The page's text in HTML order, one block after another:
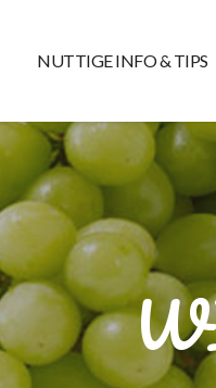
NUTTIGE INFO & TIPS